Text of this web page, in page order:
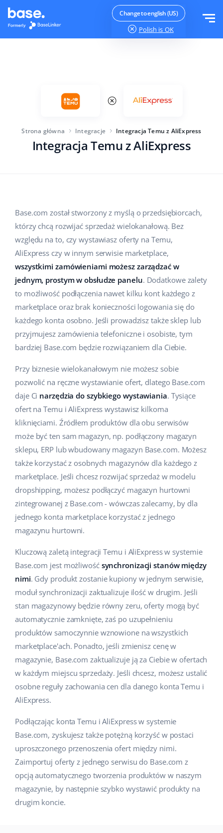
Change to english (US)
Polish is OK
Magazyn
Najważniejsze funkcje
Sprzedaż na marketplace
Automatyzacja procesów
Zarządzanie wysyłką
Automatyzacja cen
AI dla e-commerce
Obsługa klienta
Ekosystem
Super Merchant
Responso
Base Analytics
Base Connect
Base Store
Base Courier
Wielkość firmy
Dla startujących e-commerce
Dom i ogród
Dziecko
Elektronika
Motoryzacja
Supermarket
Zdrowie i uroda
Moda
Cennik
Pomoc
Akademia
Blog
Usługi
Wdrożenia systemu
Konsultacje i szkolenia
Audyt konta
Konfiguracja konta
Inne
Case Study
Kalkulator korzyści
Kontakt
Odwiedź nas na:
english (US)
english (GB)
english (IN)
čeština
deutsch
Ελληνικά
español (AR)
español (MX)
Italiano
polski
português (BR)
română
中文
Zaloguj
Wypróbuj za darmo
Strona główna Integracje Integracja Temu z AliExpress
Integracja Temu z AliExpress
Base.com został stworzony z myślą o przedsiębiorcach,
którzy chcą rozwijać sprzedaż wielokanałową. Bez
względu na to, czy wystawiasz oferty na Temu,
AliExpress czy w innym serwisie marketplace,
wszystkimi zamówieniami możesz zarządzać w
jednym, prostym w obsłudze panelu. Dodatkowe zalety
to możliwość podłączenia nawet kilku kont każdego z
marketplace oraz brak konieczności logowania się do
każdego konta osobno. Jeśli prowadzisz także sklep lub
przyjmujesz zamówienia telefoniczne i osobiste, tym
bardziej Base.com będzie rozwiązaniem dla Ciebie.
Przy biznesie wielokanałowym nie możesz sobie
pozwolić na ręczne wystawianie ofert, dlatego Base.com
daje Ci narzędzia do szybkiego wystawiania. Tysiące
ofert na Temu i AliExpress wystawisz kilkoma
kliknięciami. Źródłem produktów dla obu serwisów
może być ten sam magazyn, np. podłączony magazyn
sklepu, ERP lub wbudowany magazyn Base.com. Możesz
także korzystać z osobnych magazynów dla każdego z
marketplace. Jeśli chcesz rozwijać sprzedaż w modelu
dropshipping, możesz podłączyć magazyn hurtowni
zintegrowanej z Base.com - wówczas zalecamy, by dla
jednego konta marketplace korzystać z jednego
magazynu hurtowni.
Kluczową zaletą integracji Temu i AliExpress w systemie
Base.com jest możliwość synchronizacji stanów między
nimi. Gdy produkt zostanie kupiony w jednym serwisie,
moduł synchronizacji zaktualizuje ilość w drugim. Jeśli
stan magazynowy będzie równy zeru, oferty mogą być
automatycznie zamknięte, zaś po uzupełnieniu
produktów samoczynnie wznowione na wszystkich
marketplace'ach. Ponadto, jeśli zmienisz cenę w
magazynie, Base.com zaktualizuje ją za Ciebie w ofertach
w każdym miejscu sprzedaży. Jeśli chcesz, możesz ustalić
osobne reguły zachowania cen dla danego konta Temu i
AliExpress.
Podłączając konta Temu i AliExpress w systemie
Base.com, zyskujesz także potężną korzyść w postaci
uproszczonego przenoszenia ofert między nimi.
Zaimportuj oferty z jednego serwisu do Base.com z
opcją automatycznego tworzenia produktów w naszym
magazynie, by następnie szybko wystawić produkty na
drugim koncie.